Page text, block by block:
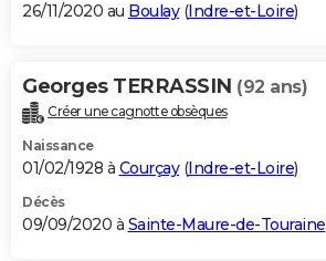
26/11/2020 au Boulay(Indre-et-Loire)
Georges TERRASSIN (92 ans)
Créer une cagnotte obsèques
Naissance
01/02/1928 à Courçay(Indre-et-Loire)
Décès
09/09/2020 à Sainte-Maure-de-Touraine